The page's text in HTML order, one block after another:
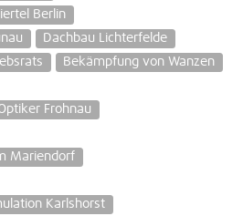
Berlin
Dachbau Lichterfelde
Bekämpfung von Wanzen
Frohnau
Mariendorf
Karlshorst